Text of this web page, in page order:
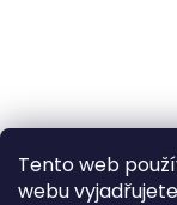
Tento web
webu